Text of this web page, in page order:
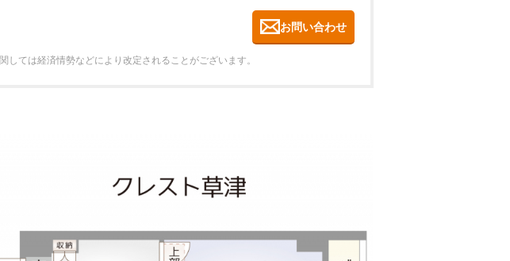
お問い合わせ
しては経済情勢などにより改定されることがございます。